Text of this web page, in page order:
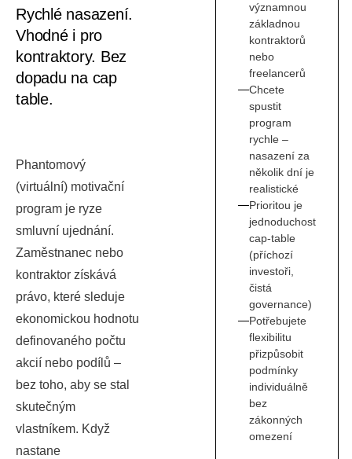
Rychlé nasazení.
Vhodné i pro
kontraktory. Bez
dopadu na cap
table.
Phantomový
(virtuální) motivační
program je ryze
smluvní ujednání.
Zaměstnanec nebo
kontraktor získává
právo, které sleduje
ekonomickou hodnotu
definovaného počtu
akcií nebo podílů –
bez toho, aby se stal
skutečným
vlastníkem. Když
nastane
významnou
základnou
kontraktorů
nebo
freelancerů
Chcete
spustit
program
rychle –
nasazení za
několik dní je
realistické
Prioritou je
jednoduchost
cap-table
(příchozí
investoři,
čistá
governance)
Potřebujete
flexibilitu
přizpůsobit
podmínky
individuálně
bez
zákonných
omezení